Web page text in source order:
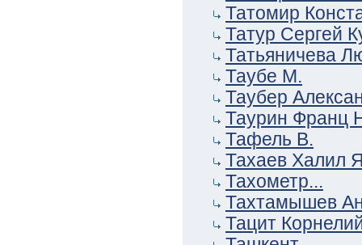
Татомир
Татур Сергей
Татьяничева
Таубе М.
Таубер
Таурин Франц
Тафель В.
Тахаев Халил
Тахометр...
Тахтамышев
Тацит